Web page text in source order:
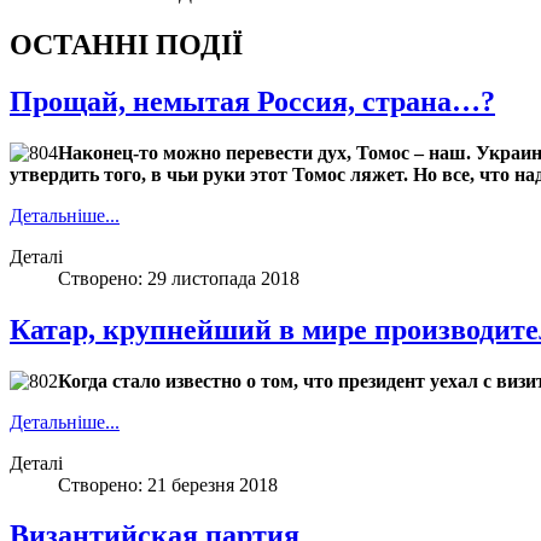
ОСТАННІ ПОДІЇ
Прощай, немытая Россия, страна…?
Наконец-то можно перевести дух, Томос – наш.
утвердить того, в чьи руки этот Томос ляжет. Но все, что
Детальніше...
Деталі
Створено: 29 листопада 2018
Катар, крупнейший в мире
Когда стало известно о том, что президент уехал с
Детальніше...
Деталі
Створено: 21 березня 2018